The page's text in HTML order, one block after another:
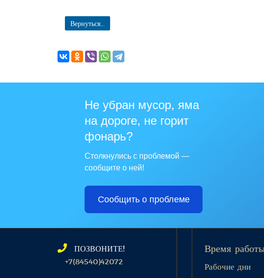
Вернуться...
Не убран мусор, яма
на дороге, не горит
фонарь?
Столкнулись с проблемой —
сообщите о ней!
Сообщить о проблеме
ПОЗВОНИТЕ!
+7(84540)42072
Время
Рабочие дни